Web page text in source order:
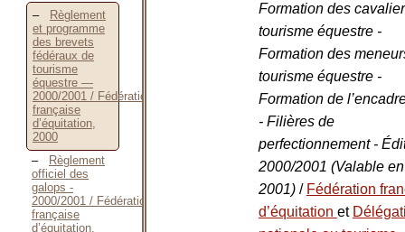
Règlement
et programme
des brevets
fédéraux de
tourisme
équestre —
2000/2001 / Fédération
française
d’équitation,
2000
Règlement
officiel des
galops -
2000/2001 / Fédération
française
d’équitation,
Formation des
tourisme équestre -
Formation des
tourisme équestre -
Formation de
- Filières de
perfectionnement -
2000/2001 (Valable en
2001) / Fédération
d’équitation et